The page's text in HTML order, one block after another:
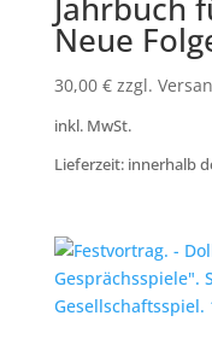
Jahrbuch
Neue
30,00 € zzgl.
inkl. MwSt.
Lieferzeit: innerhalb